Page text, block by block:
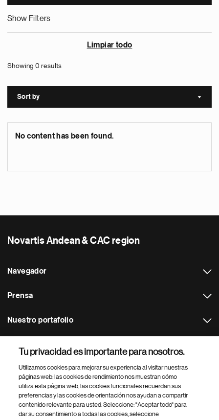
Show Filters
Limpiar todo
Showing 0 results
Sort by Sort
No content has been found.
Novartis Andean & CAC region
Navegador
Prensa
Nuestro portafolio
Footer Site Search
Tu privacidad es importante para nosotros.
Utilizamos cookies para mejorar su experiencia al visitar nuestras
páginas web: las cookies de rendimiento nos muestran cómo
utiliza esta página web, las cookies funcionales recuerdan sus
preferencias y las cookies de orientación nos ayudan a compartir
contenido relevante para usted. Seleccione: "Aceptar todo" para
dar su consentimiento a todas las cookies, seleccione